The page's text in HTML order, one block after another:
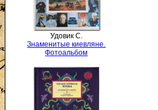
Удовик С.
Знаменитые киевляне.
Фотоальбом